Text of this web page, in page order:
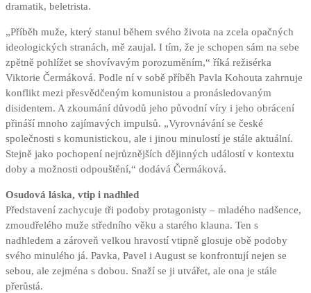
dramatik, beletrista.
„Příběh muže, který stanul během svého života na zcela opačných
ideologických stranách, mě zaujal. I tím, že je schopen sám na sebe
zpětně pohlížet se shovívavým porozuměním,“ říká režisérka
Viktorie Čermáková. Podle ní v sobě příběh Pavla Kohouta zahrnuje
konflikt mezi přesvědčeným komunistou a pronásledovaným
disidentem. A zkoumání důvodů jeho původní víry i jeho obrácení
přináší mnoho zajímavých impulsů. „Vyrovnávání se české
společnosti s komunistickou, ale i jinou minulostí je stále aktuální.
Stejně jako pochopení nejrůznějších dějinných událostí v kontextu
doby a možnosti odpouštění,“ dodává Čermáková.
Osudová láska, vtip i nadhled
Představení zachycuje tři podoby protagonisty – mladého nadšence,
zmoudřelého muže středního věku a starého klauna. Ten s
nadhledem a zároveň velkou hravostí vtipně glosuje obě podoby
svého minulého já. Pavka, Pavel i August se konfrontují nejen se
sebou, ale zejména s dobou. Snaží se ji utvářet, ale ona je stále
přerůstá.